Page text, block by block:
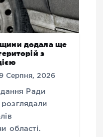
додала ще
з
9 Серпня, 2026
Ради
області.